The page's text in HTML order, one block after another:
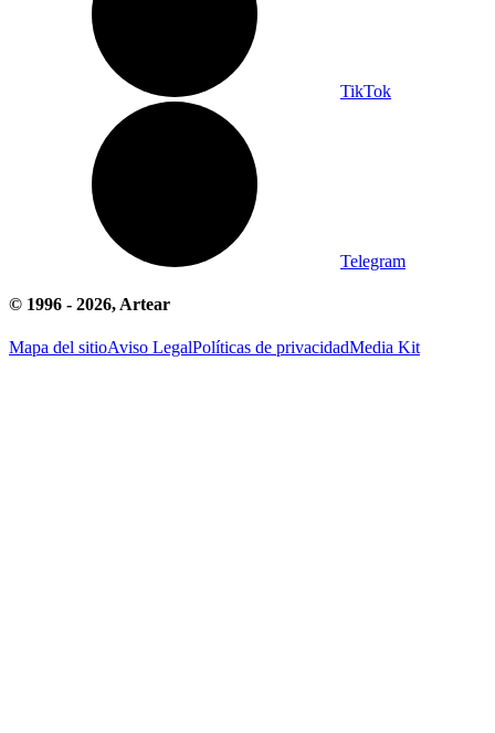
TikTok
Telegram
© 1996 - 2026, Artear
Mapa del sitioAviso LegalPolíticas de privacidadMedia Kit